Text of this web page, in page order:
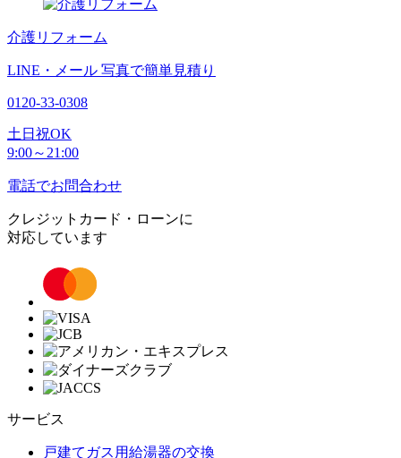
介護リフォーム
LINE・メール 写真で簡単見積り
0120-33-0308
土日祝OK
9:00～21:00
電話でお問合わせ
クレジットカード・ローンに
対応しています
サービス
戸建てガス用給湯器の交換